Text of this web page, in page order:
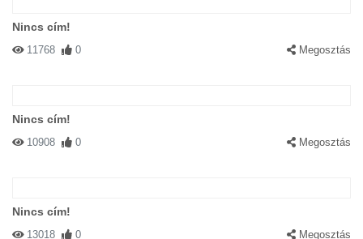
Nincs cím!
11768 0 Megosztás
Nincs cím!
10908 0 Megosztás
Nincs cím!
13018 0 Megosztás